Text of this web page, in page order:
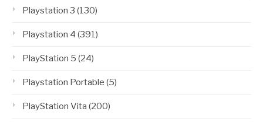
Playstation 3 (130)
Playstation 4 (391)
PlayStation 5 (24)
Playstation Portable (5)
PlayStation Vita (200)